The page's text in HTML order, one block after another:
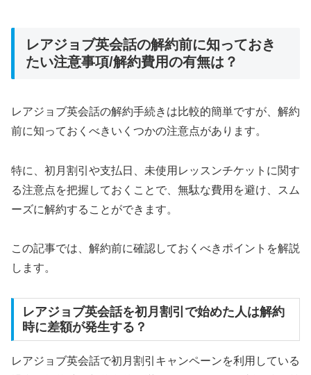
レアジョブ英会話の解約前に知っておき
たい注意事項/解約費用の有無は？
レアジョブ英会話の解約手続きは比較的簡単ですが、解約
前に知っておくべきいくつかの注意点があります。
特に、初月割引や支払日、未使用レッスンチケットに関す
る注意点を把握しておくことで、無駄な費用を避け、スム
ーズに解約することができます。
この記事では、解約前に確認しておくべきポイントを解説
します。
レアジョブ英会話を初月割引で始めた人は解約
時に差額が発生する？
レアジョブ英会話で初月割引キャンペーンを利用している